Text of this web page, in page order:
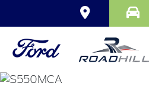
MUSTANG